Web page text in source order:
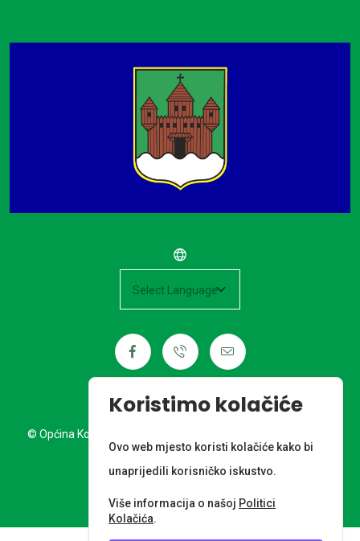
© Općina Kotoriba. Sva prava pridržana. Izrada web stranice:
Nordia grupa d.o.o.
Koristimo kolačiće
Ovo web mjesto koristi kolačiće kako bi
unaprijedili korisničko iskustvo.
Više informacija o našoj Politici
Kolačića.